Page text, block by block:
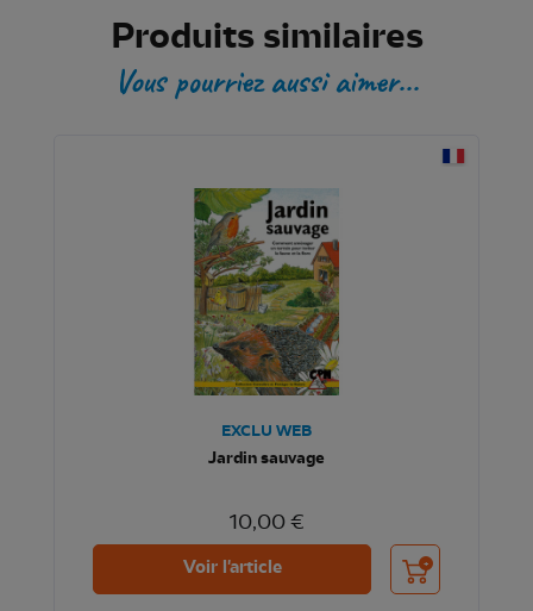
Produits similaires
Vous pourriez aussi aimer...
EXCLU WEB
Jardin sauvage
10,00 €
Voir l'article Ajouter au panier